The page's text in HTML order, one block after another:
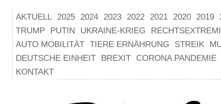
AKTUELL 2025 2024 2023 2022 2021 2020 2019
TRUMP
PUTIN UKRAINE-KRIEG
AUTO MOBILITÄT TIERE ERNÄHRUNG STREIK
DEUTSCHE EINHEIT
BREXIT
CORONA PANDEMIE
KONTAKT